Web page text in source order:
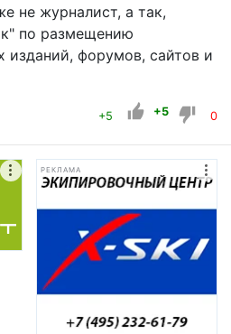
не журналист, а так,
по размещению
изданий, форумов, сайтов и
+5 +5 0
РЕКЛАМА